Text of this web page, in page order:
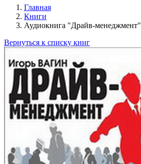
Главная
Книги
Аудиокнига "Драйв-менеджмент"
Вернуться к списку книг